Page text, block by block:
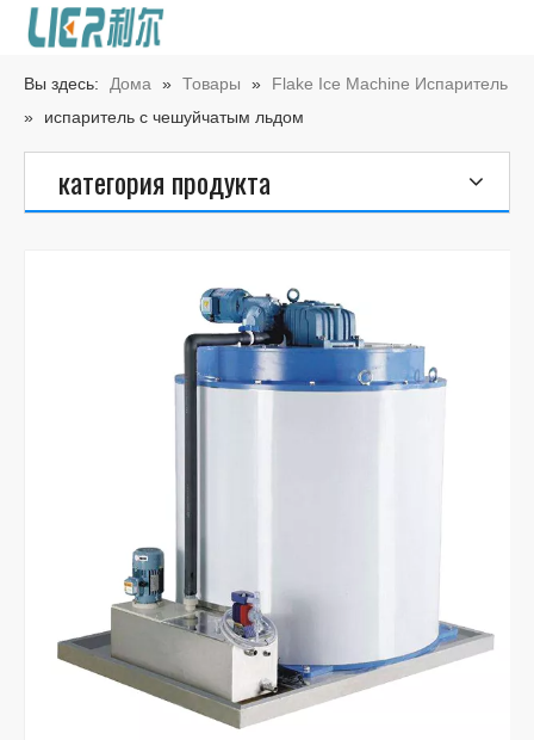
Вы здесь: Дома » Товары »
Flake Ice Machine Испаритель
»
испаритель с чешуйчатым льдом
категория продукта